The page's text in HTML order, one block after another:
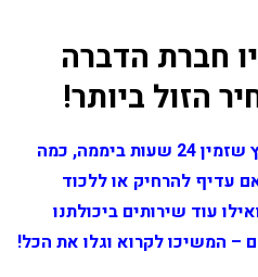
חברת הדברה
הזול ביותר!
איך מוצאים מדביר זול ומומלץ שזמין 24 שעות ביממה, כמה
עדיף להרחיק או ללכוד
עוד שירותים ביכולתנו
המשיכו לקרוא וגלו את הכל!